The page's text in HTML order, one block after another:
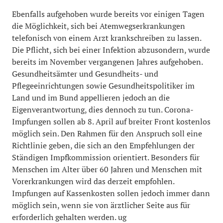
Ebenfalls aufgehoben wurde bereits vor einigen Tagen
die Möglichkeit, sich bei Atemwegserkrankungen
telefonisch von einem Arzt krankschreiben zu lassen.
Die Pflicht, sich bei einer Infektion abzusondern, wurde
bereits im November vergangenen Jahres aufgehoben.
Gesundheitsämter und Gesundheits- und
Pflegeeinrichtungen sowie Gesundheitspolitiker im
Land und im Bund appellieren jedoch an die
Eigenverantwortung, dies dennoch zu tun. Corona-
Impfungen sollen ab 8. April auf breiter Front kostenlos
möglich sein. Den Rahmen für den Anspruch soll eine
Richtlinie geben, die sich an den Empfehlungen der
Ständigen Impfkommission orientiert. Besonders für
Menschen im Alter über 60 Jahren und Menschen mit
Vorerkrankungen wird das derzeit empfohlen.
Impfungen auf Kassenkosten sollen jedoch immer dann
möglich sein, wenn sie von ärztlicher Seite aus für
erforderlich gehalten werden. ug